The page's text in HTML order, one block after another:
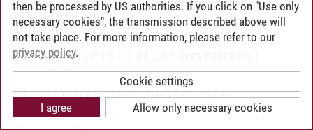
Auftaktsitzung
Einzeltermin | Mi, 26.10.2011, 16:30 - Mi,
26.10.2011, 19:15 | C 11.307 Seminarraum |
Logistik-Gruppe
Einzeltermin | Fr, 28.10.2011, 16:15 - Fr,
28.10.2011, 19:30 | C 11.308 Seminarraum |
then be processed by US authorities. If you click on "Use only
necessary cookies", the transmission described above will
not take place. For more information, please refer to our
privacy policy.
Cookie settings
Allow only necessary cookies
I agree